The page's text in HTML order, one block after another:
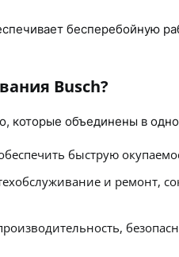
бесперебойную
Busch?
которые объединены в
быструю
и ремонт,